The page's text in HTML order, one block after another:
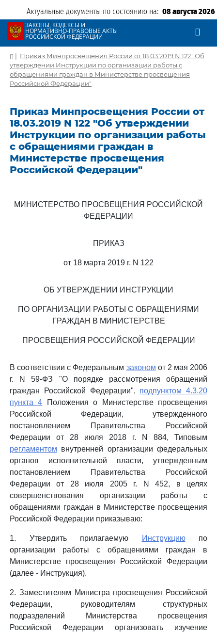
Актуальные документы по состоянию на: 08 августа 2026
ЗАКОНЫ, КОДЕКСЫ И
НОРМАТИВНО-ПРАВОВЫЕ АКТЫ
РОССИЙСКОЙ ФЕДЕРАЦИИ
| Приказ Минпросвещения России от 18.03.2019 N 122 "Об
утверждении Инструкции по организации работы с
обращениями граждан в Министерстве просвещения
Российской Федерации"
Приказ Минпросвещения России от
18.03.2019 N 122 "Об утверждении
Инструкции по организации работы
с обращениями граждан в
Министерстве просвещения
Российской Федерации"
МИНИСТЕРСТВО ПРОСВЕЩЕНИЯ РОССИЙСКОЙ
ФЕДЕРАЦИИ
ПРИКАЗ
от 18 марта 2019 г. N 122
ОБ УТВЕРЖДЕНИИ ИНСТРУКЦИИ
ПО ОРГАНИЗАЦИИ РАБОТЫ С ОБРАЩЕНИЯМИ
ГРАЖДАН В МИНИСТЕРСТВЕ
ПРОСВЕЩЕНИЯ РОССИЙСКОЙ ФЕДЕРАЦИИ
В соответствии с Федеральным законом от 2 мая 2006
г. N 59-ФЗ "О порядке рассмотрения обращений
граждан Российской Федерации", подпунктом 4.3.20
пункта 4 Положения о Министерстве просвещения
Российской Федерации, утвержденного
постановлением Правительства Российской
Федерации от 28 июля 2018 г. N 884, Типовым
регламентом внутренней организации федеральных
органов исполнительной власти, утвержденным
постановлением Правительства Российской
Федерации от 28 июля 2005 г. N 452, в целях
совершенствования организации работы с
обращениями граждан в Министерстве просвещения
Российской Федерации приказываю:
1. Утвердить прилагаемую Инструкциюпо
организации работы с обращениями граждан в
Министерстве просвещения Российской Федерации
(далее - Инструкция).
2. Заместителям Министра просвещения Российской
Федерации, руководителям структурных
подразделений Министерства просвещения
Российской Федерации организовать изучение